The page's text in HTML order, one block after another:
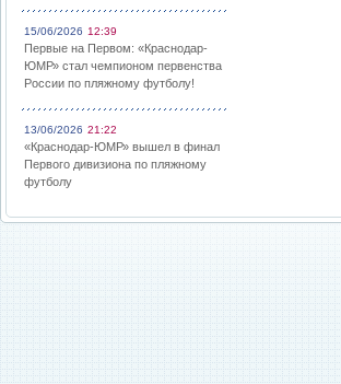
15/06/2026 12:39
Первые на Первом: «Краснодар-
ЮМР» стал чемпионом первенства
России по пляжному футболу!
13/06/2026 21:22
«Краснодар-ЮМР» вышел в финал
Первого дивизиона по пляжному
футболу